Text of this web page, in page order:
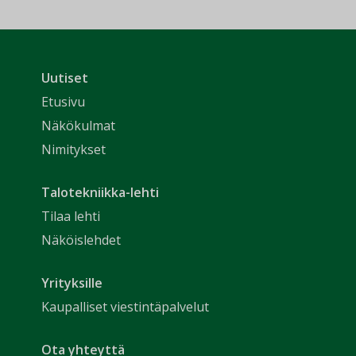
Uutiset
Etusivu
Näkökulmat
Nimitykset
Talotekniikka-lehti
Tilaa lehti
Näköislehdet
Yrityksille
Kaupalliset viestintäpalvelut
Ota yhteyttä